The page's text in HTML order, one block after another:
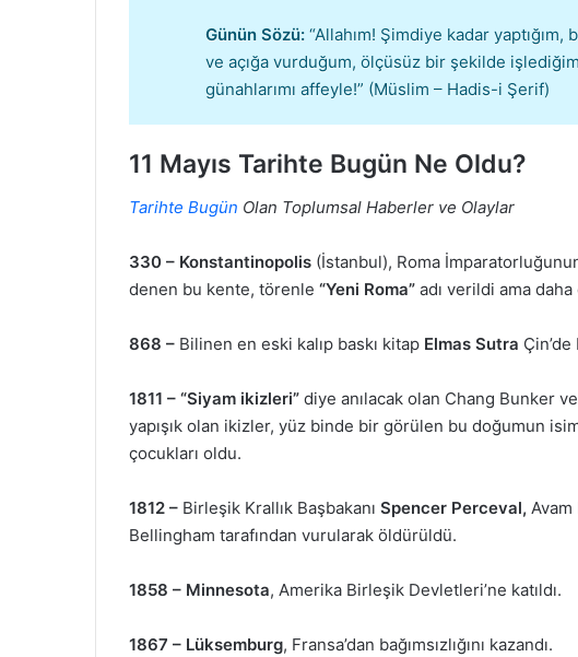
Günün Sözü: “Allahım! Şimdiye kadar
ve açığa vurduğum, ölçüsüz bir şekilde
günahlarımı affeyle!” (Müslim – Hadis-i Şerif)
11 Mayıs Tarihte Bugün Ne Oldu?
Tarihte Bugün Olan Toplumsal Haberler ve Olaylar
330 – Konstantinopolis (İstanbul), Roma
denen bu kente, törenle “Yeni Roma” adı verildi ama daha
868 – Bilinen en eski kalıp baskı kitap Elmas Sutra Çin’de
1811 – “Siyam ikizleri” diye anılacak olan Chang Bunker
yapışık olan ikizler, yüz binde bir görülen bu doğumun
çocukları oldu.
1812 – Birleşik Krallık Başbakanı Spencer Perceval, Avam
Bellingham tarafından vurularak öldürüldü.
1858 – Minnesota, Amerika Birleşik Devletleri’ne katıldı.
1867 – Lüksemburg, Fransa’dan bağımsızlığını kazandı.